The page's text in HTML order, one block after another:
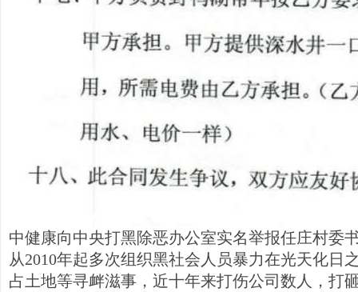
中健康向中央打黑除恶办公室实名举报任庄村委
从2010年起多次组织黑社会人员暴力在光天化日
占土地等寻衅滋事，近十年来打伤公司数人，打